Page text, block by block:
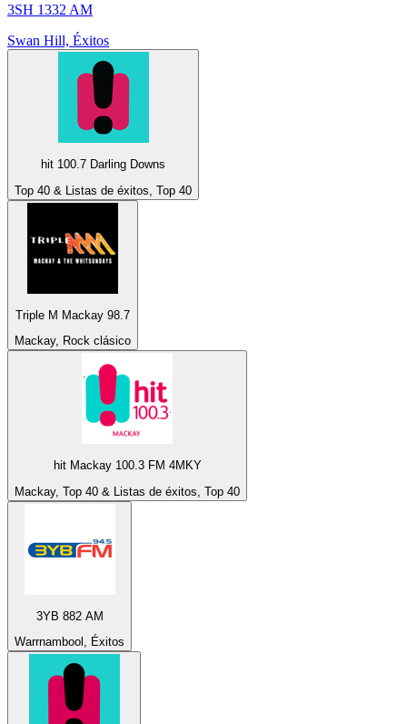
3SH 1332 AM
Swan Hill, Éxitos
hit 100.7 Darling Downs
Top 40 & Listas de éxitos, Top 40
Triple M Mackay 98.7
Mackay, Rock clásico
hit Mackay 100.3 FM 4MKY
Mackay, Top 40 & Listas de éxitos, Top 40
3YB 882 AM
Warrnambool, Éxitos